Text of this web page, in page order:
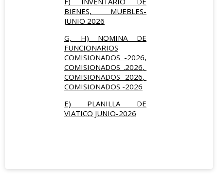
BIENES, MUEBLES-
JUNIO 2026
G, H) NOMINA DE
FUNCIONARIOS
COMISIONADOS -2026,
COMISIONADOS .2026,
COMISIONADOS 2026,
COMISIONADOS -2026
E) PLANILLA DE
VIATICO JUNIO-2026